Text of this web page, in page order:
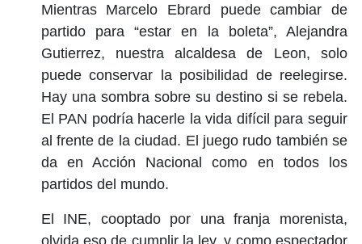
Mientras Marcelo Ebrard puede cambiar de
partido para “estar en la boleta”, Alejandra
Gutierrez, nuestra alcaldesa de Leon, solo
puede conservar la posibilidad de reelegirse.
Hay una sombra sobre su destino si se rebela.
El PAN podría hacerle la vida difícil para seguir
al frente de la ciudad. El juego rudo también se
da en Acción Nacional como en todos los
partidos del mundo.
El INE, cooptado por una franja morenista,
olvida eso de cumplir la ley, y como espectador